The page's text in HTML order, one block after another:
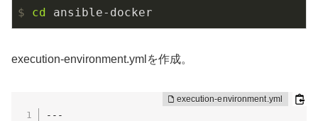
$
cd ansible-docker
execution-environment.ymlを作成。
---